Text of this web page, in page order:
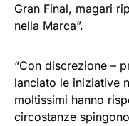
Gran Final, magari
nella Marca”.
“Con discrezione –
lanciato le iniziative
moltissimi hanno
circostanze